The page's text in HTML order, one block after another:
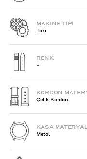
MAKİNE TİPİ
Takı
RENK
-
KORDON
Çelik Kordon
KASA
Metal